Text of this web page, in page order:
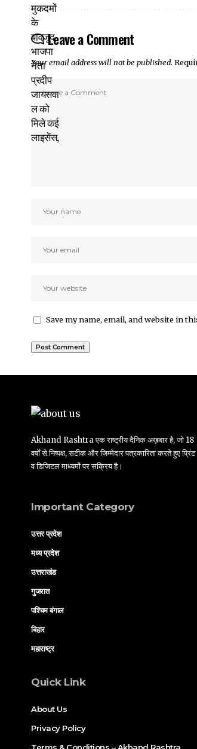
Leave a Comment
Your email address will not be published.
Save my name, email, and website in
Akhand Rashtra एक राष्ट्रीय दैनिक अख़बार है, जो 18
वर्षों से निष्पक्ष, सटीक और जिम्मेदार पत्रकारिता करते हुए प्रिंट
व डिजिटल माध्यमों पर सक्रिय है।
Important Category
उत्तर प्रदेश
मध्य प्रदेश
उत्तराखंड
गुजरात
पश्चिम बंगाल
बिहार
महाराष्ट्र
Quick Link
About Us
Privacy Policy